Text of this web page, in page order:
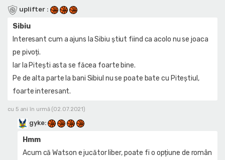
uplifter :
Sibiu
Interesant cum a ajuns la Sibiu știut fiind ca acolo nu se joaca
pe pivoți.
Iar la Pitești asta se făcea foarte bine.
Pe de alta parte la bani Sibiul nu se poate bate cu Piteștiul,
foarte interesant.
cu 5 ani în urmă (02.07.2021)
gyke:
Hmm
Acum că Watson e jucător liber, poate fi o opțiune de român